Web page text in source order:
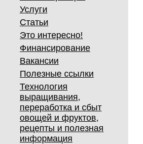
Услуги
Статьи
Это интересно!
Финансирование
Вакансии
Полезные ссылки
Технология
выращивания,
переработка и сбыт
овощей и фруктов,
рецепты и полезная
информация